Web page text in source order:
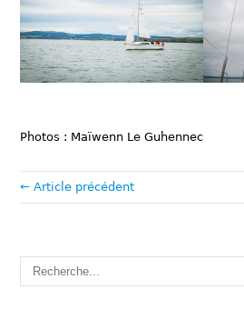
Photos : Maïwenn Le Guhennec
← Article précédent